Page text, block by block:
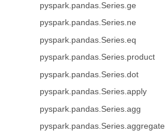
pyspark.pandas.Series.ge
pyspark.pandas.Series.ne
pyspark.pandas.Series.eq
pyspark.pandas.Series.product
pyspark.pandas.Series.dot
pyspark.pandas.Series.apply
pyspark.pandas.Series.agg
pyspark.pandas.Series.aggregate